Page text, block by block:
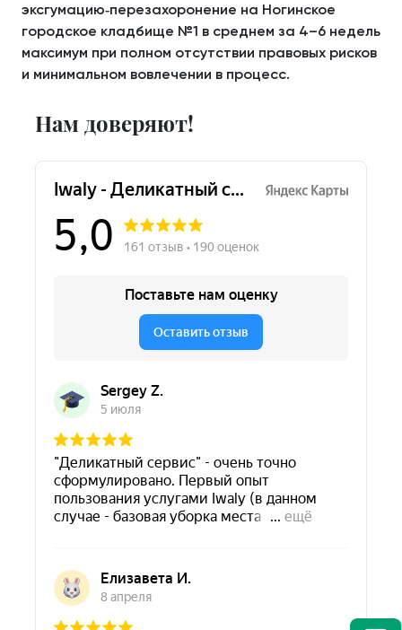
эксгумацию‑перезахоронение на Ногинское
городское кладбище №1 в среднем за 4–6 недель
максимум при полном отсутствии правовых рисков
и минимальном вовлечении в процесс.
Нам доверяют!